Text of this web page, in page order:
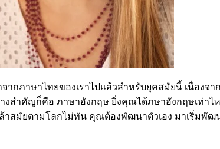
กภาษาไทยของเราไปแล้วสำหรับยุคสมัยนี้ เนื่อง
สำคัญก็คือ ภาษาอังกฤษ ยิ่งคุณได้ภษาอังกฤษเท่าไ
สมัยตามโลกไม่ทัน คุณต้องพัฒนาตัวเอง มาเริ่มพัฒ